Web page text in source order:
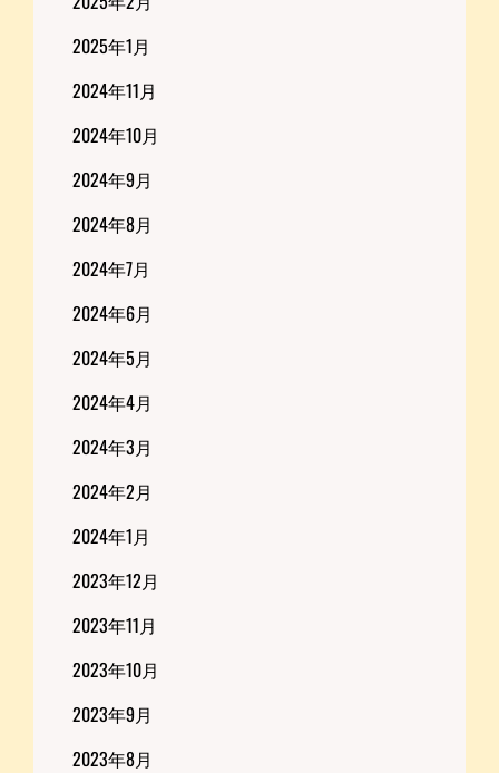
2025年1月
2024年11月
2024年10月
2024年9月
2024年8月
2024年7月
2024年6月
2024年5月
2024年4月
2024年3月
2024年2月
2024年1月
2023年12月
2023年11月
2023年10月
2023年9月
2023年8月